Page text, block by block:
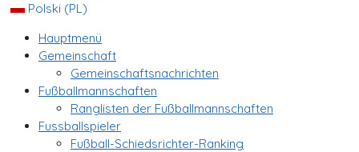
Polski (PL)
Hauptmenü
Gemeinschaft
Gemeinschaftsnachrichten
Fußballmannschaften
Ranglisten der Fußballmannschaften
Fussballspieler
Fußball-Schiedsrichter-Ranking